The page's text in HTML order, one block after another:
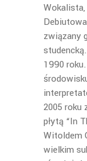
związany
1990
2005 roku
płytą “In
Witoldem
wielkim